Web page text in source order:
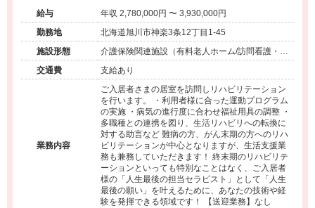
給与
年収 2,780,000円 〜 3,930,000円
勤務地
北海道旭川市神楽3条12丁目1-45
施設形態
介護保険関連施設（有料老人ホーム/訪問看護・リ
ハ）
交通費 支給あり
業務内容
ご入居者さまの居室を訪問しリハビリテーション
を行います。 ・利用者様に合った運動プログラム
の実施 ・病気の進行度に合わせ福祉用具の調整 ・
多職種との連携を図り、生活リハビリへの転換に
対する助言など 難病の方、がん末期の方へのリハ
ビリテーションが中心となりますが、生活支援業
務も兼務していただきます！ 終末期のリハビリテ
ーションといっても特別なことはなく、ご入居者
様の「人生最後の担当セラピスト」として「人生
最後の願い」を叶えるために、あなたの技術や経
験を発揮できる領域です！ 【送迎業務】なし